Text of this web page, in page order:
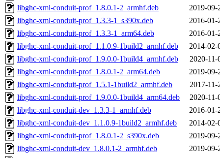
libghc-xml-conduit-prof_1.8.0.1-2_armhf.deb
2019-09-
libghc-xml-conduit-prof_1.3.3-1_s390x.deb
2016-01-
libghc-xml-conduit-prof_1.3.3-1_arm64.deb
2016-01-
libghc-xml-conduit-prof_1.1.0.9-1build2_armhf.deb
2014-02-
libghc-xml-conduit-prof_1.9.0.0-1build4_armhf.deb
2020-11-
libghc-xml-conduit-prof_1.8.0.1-2_arm64.deb
2019-09-
libghc-xml-conduit-prof_1.5.1-1build2_armhf.deb
2017-11-
libghc-xml-conduit-prof_1.9.0.0-1build4_arm64.deb
2020-11-
libghc-xml-conduit-dev_1.3.3-1_armhf.deb
2016-01-
libghc-xml-conduit-dev_1.1.0.9-1build2_armhf.deb
2014-02-
libghc-xml-conduit-prof_1.8.0.1-2_s390x.deb
2019-09-
libghc-xml-conduit-dev_1.8.0.1-2_armhf.deb
2019-09-